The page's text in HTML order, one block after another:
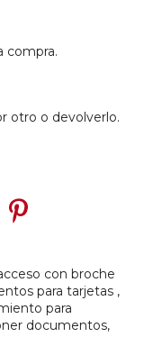
compra.
otro o devolverlo.
con broche
para tarjetas ,
para
documentos,